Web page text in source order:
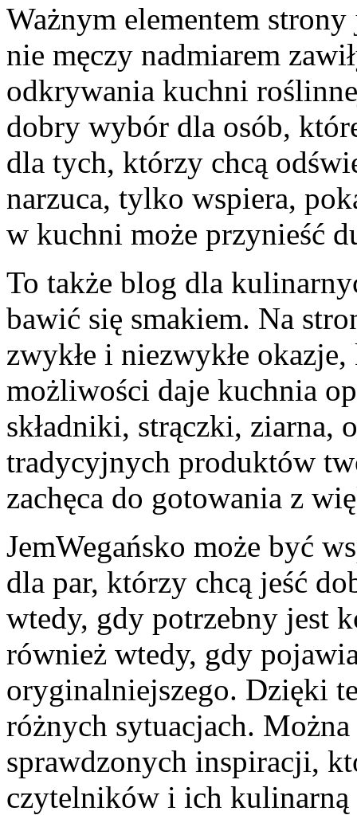
Ważnym elementem
nie męczy nadmiarem
odkrywania kuchni
dobry wybór dla osób,
dla tych, którzy chcą
narzuca, tylko wspiera,
w kuchni może przynieść
To także blog dla
bawić się smakiem. Na
zwykłe i niezwykłe
możliwości daje kuchnia
składniki, strączki, ziarna,
tradycyjnych produktów
zachęca do gotowania z
JemWegańsko może być
dla par, którzy chcą jeść
wtedy, gdy potrzebny jest
również wtedy, gdy
oryginalniejszego. Dzięki
różnych sytuacjach.
sprawdzonych inspiracji,
czytelników i ich kulinarną